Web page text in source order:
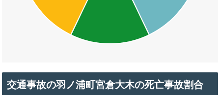
交通事故の羽ノ浦町宮倉大木の死亡事故割合